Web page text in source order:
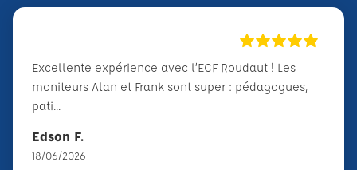
Excellente expérience avec l’ECF Roudaut ! Les
moniteurs Alan et Frank sont super : pédagogues,
pati...
Edson F.
18/06/2026